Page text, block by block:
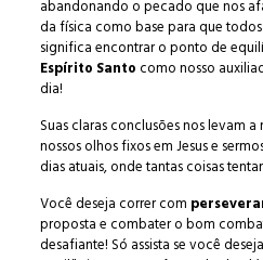
abandonando o pecado que nos
da física como base para que
significa encontrar o ponto de
Espírito Santo como nosso
dia!
Suas claras conclusões nos levam
nossos olhos fixos em Jesus e
dias atuais, onde tantas coisas
Você deseja correr com
proposta e combater o bom
desafiante! Só assista se você